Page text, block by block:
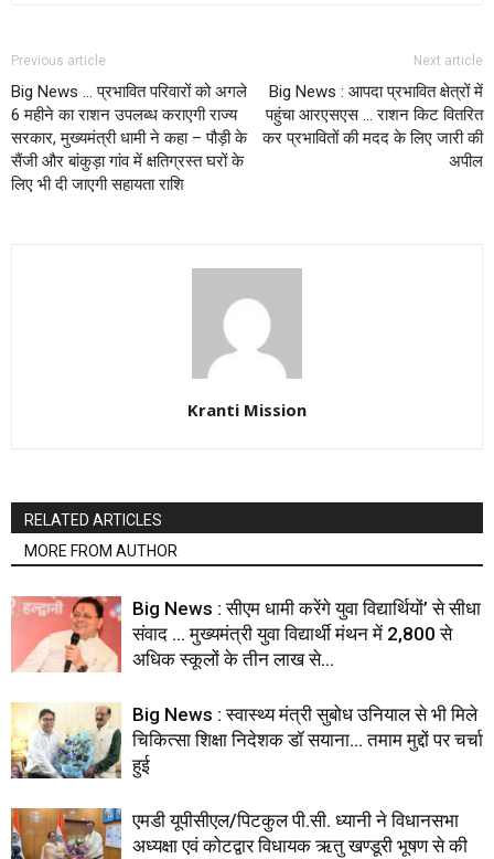
Previous article
Big News … प्रभावित परिवारों को अगले
6 महीने का राशन उपलब्ध कराएगी राज्य
सरकार, मुख्यमंत्री धामी ने कहा – पौड़ी के
सैंजी और बांकुड़ा गांव में क्षतिग्रस्त घरों के
लिए भी दी जाएगी सहायता राशि
Next article
Big News : आपदा प्रभावित क्षेत्रों में
पहुंचा आरएसएस … राशन किट वितरित
कर प्रभावितों की मदद के लिए जारी की
अपील
Kranti Mission
RELATED ARTICLES
MORE FROM AUTHOR
Big News : सीएम धामी करेंगे युवा विद्यार्थियों’ से सीधा
संवाद … मुख्यमंत्री युवा विद्यार्थी मंथन में 2,800 से
अधिक स्कूलों के तीन लाख से...
Big News : स्वास्थ्य मंत्री सुबोध उनियाल से भी मिले
चिकित्सा शिक्षा निदेशक डॉ सयाना… तमाम मुद्दों पर चर्चा
हुई
एमडी यूपीसीएल/पिटकुल पी.सी. ध्यानी ने विधानसभा
अध्यक्षा एवं कोटद्वार विधायक ऋतु खण्डूरी भूषण से की